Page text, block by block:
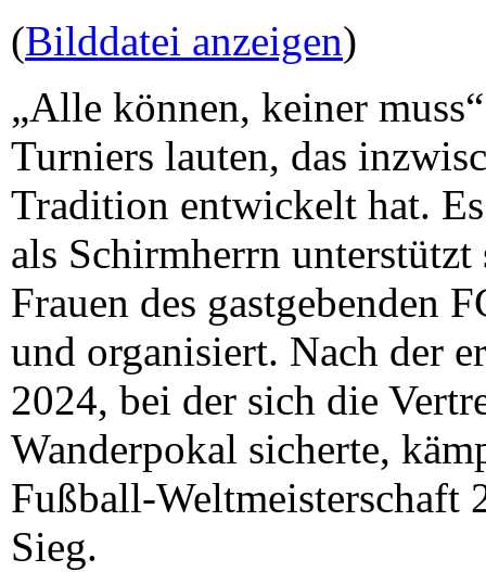
(Bilddatei anzeigen)
„Alle können, keiner
Turniers lauten, das
Tradition entwickelt hat.
als Schirmherrn
Frauen des gastgebenden
und organisiert. Nach der
2024, bei der sich die
Wanderpokal sicherte,
Fußball-Weltmeisterschaft
Sieg.